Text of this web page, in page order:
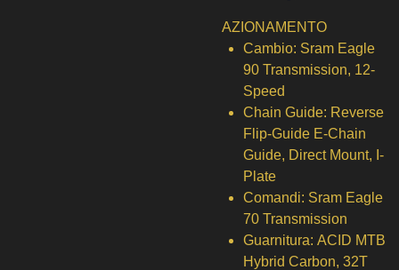
AZIONAMENTO
Cambio: Sram Eagle
90 Transmission, 12-
Speed
Chain Guide: Reverse
Flip-Guide E-Chain
Guide, Direct Mount, I-
Plate
Comandi: Sram Eagle
70 Transmission
Guarnitura: ACID MTB
Hybrid Carbon, 32T